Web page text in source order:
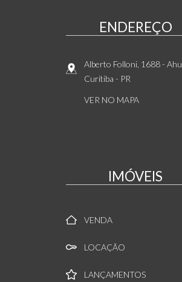
ENDEREÇO
Alberto Folloni, 1688- Ahu
Curitiba - PR
VER NO MAPA
IMÓVEIS
VENDA
LOCAÇÃO
LANÇAMENTOS